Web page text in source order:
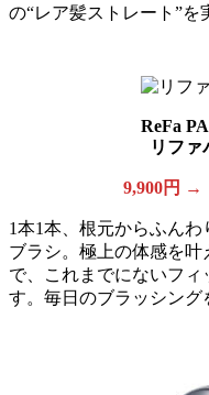
の“レア髪ストレート”を
ReFa
リファ
9,900円 →
1本1本、根元からふん
ブラシ。極上の体感を
で、これまでにないフィ
す。毎日のブラッシング